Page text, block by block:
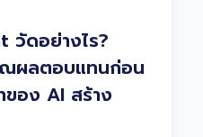
วัดอย่างไร?
ผลตอบแทนก่อน
อง AI สร้าง